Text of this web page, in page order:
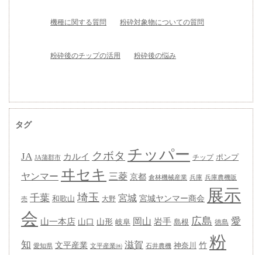
機種に関する質問 粉砕対象物についての質問
粉砕後のチップの活用 粉砕後の悩み
タグ
JA JA蒲郡市 カルイ クボタ チッパー チップ ポンプ
ヤンマー ヰセキ 三菱 京都 倉林機械産業 兵庫 兵庫農機販
売 千葉 和歌山 埼玉 大野 宮城 宮城ヤンマー商会 展示
会 山一本店 山口 山形 岐阜 岡山 岩手 島根 広島 徳島 愛
知 愛知県 文平産業 文平産業㈱ 滋賀 石井農機 神奈川 竹 粉